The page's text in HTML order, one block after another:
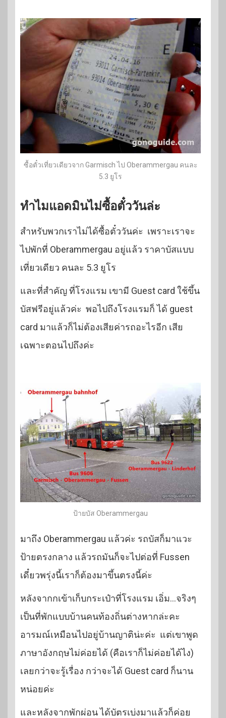
ซื้อตั๋วเที่ยวเดียวจาก Garmisch ไป Oberammergau คนละ
5.3 ยูโร
ทำไมแอดมินไม่ซื้อตั๋ววันล่ะ
สำหรับพวกเราไม่ได้ซื้อตั๋ววันค่ะ เพราะเราจะ
ไปพักที่ Oberammergau อยู่แล้ว ราคาบัสแบบ
เที่ยวเดียว คนละ 5.3 ยูโร
และที่สำคัญ ที่โรงแรม เขามี Guest card ใช้ขึ้น
บัสฟรีอยู่แล้วค่ะ พอไปถึงโรงแรมก็ ได้ guest
card มาแล้วก็ไม่ต้องเสียค่ารถอะไรอีก เสีย
เฉพาะตอนไปถึงค่ะ
ป้ายบัส Oberammergau
มาถึง Oberammergau แล้วค่ะ รถบัสก็มาแวะ
ป้ายตรงกลาง แล้วรถมันก็จะไปต่อที่ Fussen
เดี๋ยวพรุ่งนี้เราก็ต้องมาขึ้นตรงนี้ค่ะ
หลังจากกเข้าเก็บกระเป๋าที่โรงแรม เอิ่ม…จริงๆ
เป็นที่พักแบบบ้านคนท้องถิ่นต่างหากล่ะคะ
อารมณ์เหมือนไปอยู่บ้านญาติน่ะค่ะ แต่เขาพูด
ภาษาอังกฤษไม่ค่อยได้ (คือเราก็ไม่ค่อยได้ไง)
เลยกว่าจะรู้เรื่อง กว่าจะได้ Guest card ก็นาน
หน่อยค่ะ
และหลังจากพักผ่อน ได้บัตรเบ่งมาแล้วก็ค่อย